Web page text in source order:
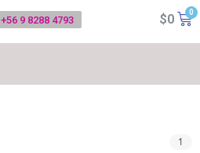
+56 9 8288 4793 $0
1